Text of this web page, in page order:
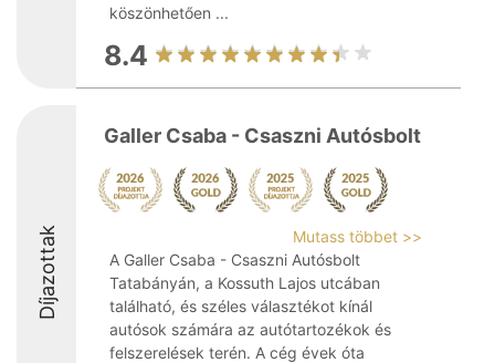
köszönhetően ...
8.4
Díjazottak
Galler Csaba - Csaszni Autósbolt
Mutass többet >>
A Galler Csaba - Csaszni Autósbolt
Tatabányán, a Kossuth Lajos utcában
található, és széles választékot kínál
autósok számára az autótartozékok és
felszerelések terén. A cég évek óta